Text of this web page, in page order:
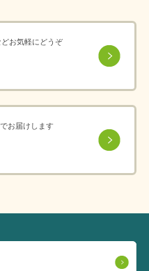
お気軽にどうぞ
お届けします